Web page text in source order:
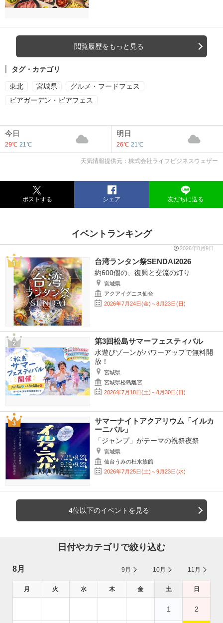
閲覧履歴をもっと見る
タグ・カテゴリ
東北 宮城県
グルメ・フードフェス
ビアガーデン・ビアフェス
今日
29℃ 21℃
明日
26℃ 21℃
天気情報提供元：株式会社ライフビジネスウェザー
ポストする シェア 友だちに送る
イベントランキング
2026年8月9日
台湾ランタン祭SENDAI2026
約600個の、復興と交流の灯り
宮城県
アクアイグニス仙台
2026年7月24日(金)～8月23日(日)
第3回松島サマーフェスティバル
水遊びゾーンがパワーアップで無料開
放！
宮城県
宮城県松島離宮
2026年7月18日(土)～8月30日(日)
サマーナイトアクアリウム「イルカ
ーニバル」
「ジャンプ」がテーマの祝祭夜祭
宮城県
仙台うみの杜水族館
2026年7月25日(土)～9月23日(水)
4位以下のイベントを見る
日付やカテゴリで絞り込む
8月 9月 10月 11月
月 火 水 木 金 土 日
1 2